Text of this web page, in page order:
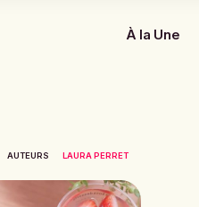
À la Une
AUTEURS LAURA PERRET